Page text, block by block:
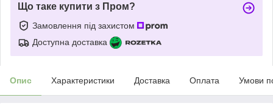
Що таке купити з Пром?
Замовлення під захистом
Доступна доставка
Опис Характеристики Доставка Оплата Умови